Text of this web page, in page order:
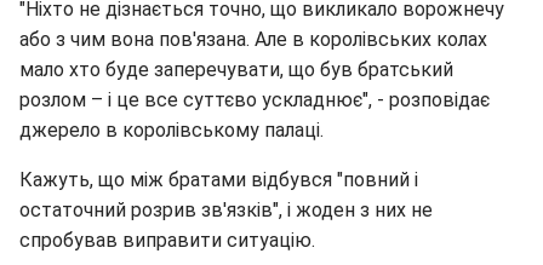
"Ніхто не дізнається точно, що викликало ворожнечу
або з чим вона пов'язана. Але в королівських колах
мало хто буде заперечувати, що був братський
розлом – і це все суттєво ускладнює", - розповідає
джерело в королівському палаці.
Кажуть, що між братами відбувся "повний і
остаточний розрив зв'язків", і жоден з них не
спробував виправити ситуацію.